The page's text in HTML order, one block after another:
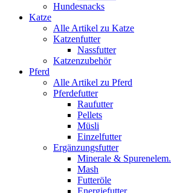
Hundesnacks
Katze
Alle Artikel zu Katze
Katzenfutter
Nassfutter
Katzenzubehör
Pferd
Alle Artikel zu Pferd
Pferdefutter
Raufutter
Pellets
Müsli
Einzelfutter
Ergänzungsfutter
Minerale & Spurenelem.
Mash
Futteröle
Energiefutter